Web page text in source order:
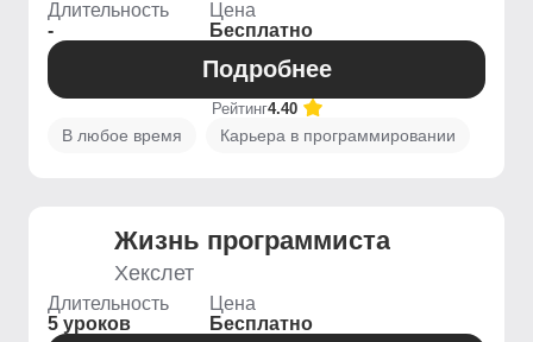
Длительность
-
Цена
Бесплатно
Подробнее
Рейтинг4.40
В любое время Карьера в программировании
Жизнь программиста
Хекслет
Длительность
5 уроков
Цена
Бесплатно